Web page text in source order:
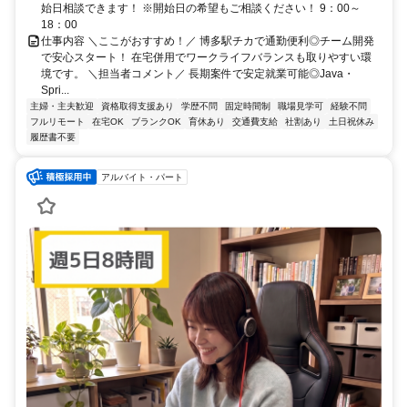
始日相談できます！ ※開始日の希望もご相談ください！ 9：00～
18：00
仕事内容 ＼ここがおすすめ！／ 博多駅チカで通勤便利◎チーム開発
で安心スタート！ 在宅併用でワークライフバランスも取りやすい環
境です。 ＼担当者コメント／ 長期案件で安定就業可能◎Java・
Spri...
主婦・主夫歓迎 資格取得支援あり 学歴不問 固定時間制 職場見学可
経験不問
フルリモート
在宅OK ブランクOK 育休あり 交通費支給 社割あり
土日祝休み
履歴書不要
アルバイト・パート